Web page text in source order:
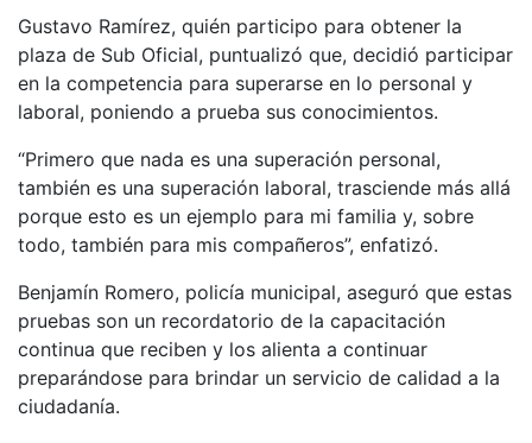
Gustavo Ramírez, quién participo para obtener la
plaza de Sub Oficial, puntualizó que, decidió participar
en la competencia para superarse en lo personal y
laboral, poniendo a prueba sus conocimientos.
“Primero que nada es una superación personal,
también es una superación laboral, trasciende más allá
porque esto es un ejemplo para mi familia y, sobre
todo, también para mis compañeros”, enfatizó.
Benjamín Romero, policía municipal, aseguró que estas
pruebas son un recordatorio de la capacitación
continua que reciben y los alienta a continuar
preparándose para brindar un servicio de calidad a la
ciudadanía.